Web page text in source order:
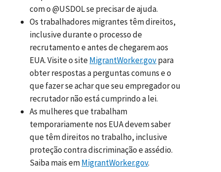
com o @USDOL se precisar de ajuda.
Os trabalhadores migrantes têm direitos,
inclusive durante o processo de
recrutamento e antes de chegarem aos
EUA. Visite o siteMigrantWorker.govpara
obter respostas a perguntas comuns e o
que fazer se achar que seu empregador ou
recrutador não está cumprindo a lei.
As mulheres que trabalham
temporariamente nos EUA devem saber
que têm direitos no trabalho, inclusive
proteção contra discriminação e assédio.
Saiba mais emMigrantWorker.gov.